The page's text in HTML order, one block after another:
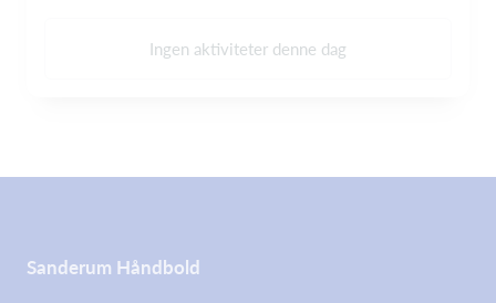
Ingen aktiviteter denne dag
Sanderum Håndbold